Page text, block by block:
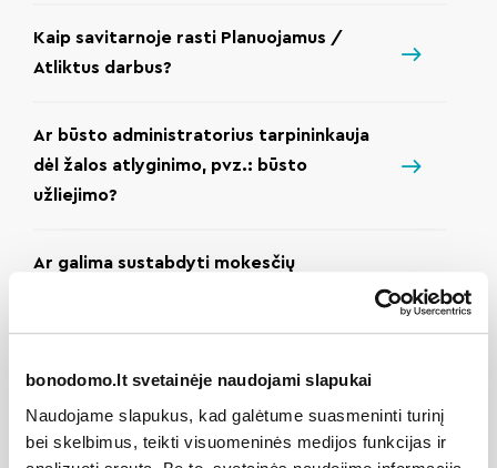
bonodomo.lt svetainėje naudojami slapukai
Naudojame slapukus, kad galėtume suasmeninti turinį
bei skelbimus, teikti visuomeninės medijos funkcijas ir
Kaip savitarnoje rasti Planuojamus /
Atliktus darbus?
Ar būsto administratorius tarpininkauja
dėl žalos atlyginimo, pvz.: būsto
užliejimo?
Ar galima sustabdyti mokesčių
apie laisvas/neparduotas automobilių
stovėjimo aikštelės vietas mano name?